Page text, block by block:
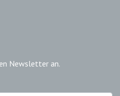
Newsletter an.